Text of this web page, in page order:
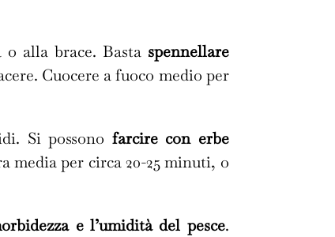
alla brace. Basta spennellare
Cuocere a fuoco medio per
Si possono farcire con erbe
per circa 20-25 minuti, o
e l’umidità del pesce.